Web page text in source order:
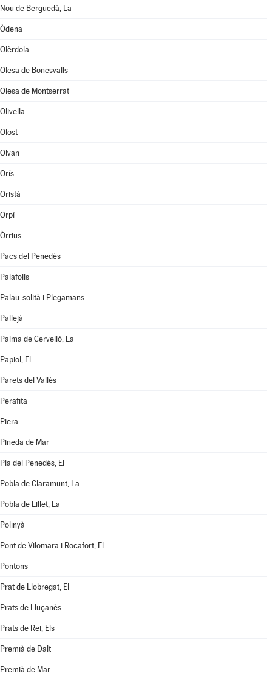
Nou de Berguedà, La
Òdena
Olèrdola
Olesa de Bonesvalls
Olesa de Montserrat
Olivella
Olost
Olvan
Orís
Oristà
Orpí
Òrrius
Pacs del Penedès
Palafolls
Palau-solità i Plegamans
Pallejà
Palma de Cervelló, La
Papiol, El
Parets del Vallès
Perafita
Piera
Pineda de Mar
Pla del Penedès, El
Pobla de Claramunt, La
Pobla de Lillet, La
Polinyà
Pont de Vilomara i Rocafort, El
Pontons
Prat de Llobregat, El
Prats de Lluçanès
Prats de Rei, Els
Premià de Dalt
Premià de Mar